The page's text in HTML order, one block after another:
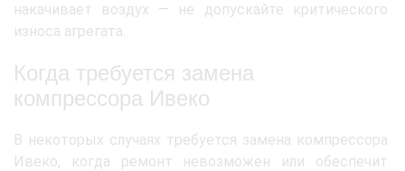
накачивает воздух — не допускайте критического
износа агрегата.
Когда требуется замена
компрессора Ивеко
В некоторых случаях требуется замена компрессора
Ивеко, когда ремонт невозможен или обеспечит